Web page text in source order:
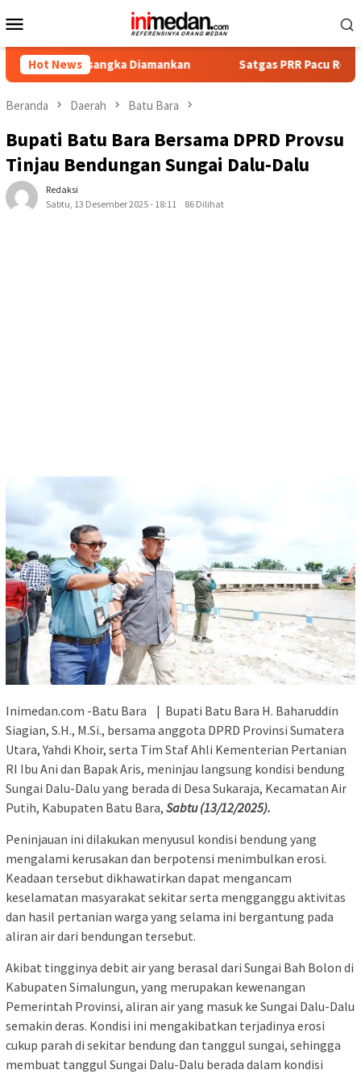
ke
Mobile
Hot News
Diamankan Satgas PRR Pacu Realisasi
Beranda Daerah Batu Bara
Bupati Batu Bara Bersama DPRD Provsu
Tinjau Bendungan Sungai Dalu-Dalu
Redaksi
Sabtu, 13 Desember 2025 - 18:11
86 Dilihat
Inimedan.com -Batu Bara | Bupati Batu Bara H. Baharuddin
Siagian, S.H., M.Si., bersama anggota DPRD Provinsi Sumatera
Utara, Yahdi Khoir, serta Tim Staf Ahli Kementerian Pertanian
RI Ibu Ani dan Bapak Aris, meninjau langsung kondisi bendung
Sungai Dalu-Dalu yang berada di Desa Sukaraja, Kecamatan Air
Putih, Kabupaten Batu Bara, Sabtu (13/12/2025).
Peninjauan ini dilakukan menyusul kondisi bendung yang
mengalami kerusakan dan berpotensi menimbulkan erosi.
Keadaan tersebut dikhawatirkan dapat mengancam
keselamatan masyarakat sekitar serta mengganggu aktivitas
dan hasil pertanian warga yang selama ini bergantung pada
aliran air dari bendungan tersebut.
Akibat tingginya debit air yang berasal dari Sungai Bah Bolon di
Kabupaten Simalungun, yang merupakan kewenangan
Pemerintah Provinsi, aliran air yang masuk ke Sungai Dalu-Dalu
semakin deras. Kondisi ini mengakibatkan terjadinya erosi
cukup parah di sekitar bendung dan tanggul sungai, sehingga
membuat tanggul Sungai Dalu-Dalu berada dalam kondisi